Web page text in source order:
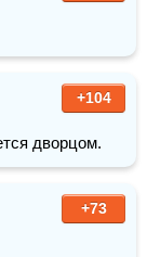
+104
дворцом.
+73